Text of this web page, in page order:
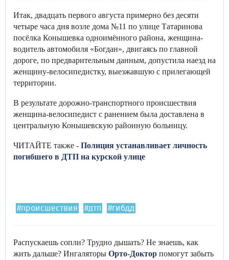
Итак, двадцать первого августа примерно без десяти
четыре часа дня возле дома №11 по улице Татаринова
посёлка Конышевка одноимённого района, женщина-
водитель автомобиля «Богдан», двигаясь по главной
дороге, по предварительным данным, допустила наезд на
женщину-велосипедистку, выезжавшую с прилегающей
территории.
В результате дорожно-транспортного происшествия
женщина-велосипедист с ранением была доставлена в
центральную Конышевскую районную больницу.
ЧИТАЙТЕ также - Полиция устанавливает личность
погибшего в ДТП на курской улице
#происшествия #дтп #гибдд
Распускаешь сопли? Трудно дышать? Не знаешь, как
жить дальше? Ингаляторы Орто-Доктор помогут забыть